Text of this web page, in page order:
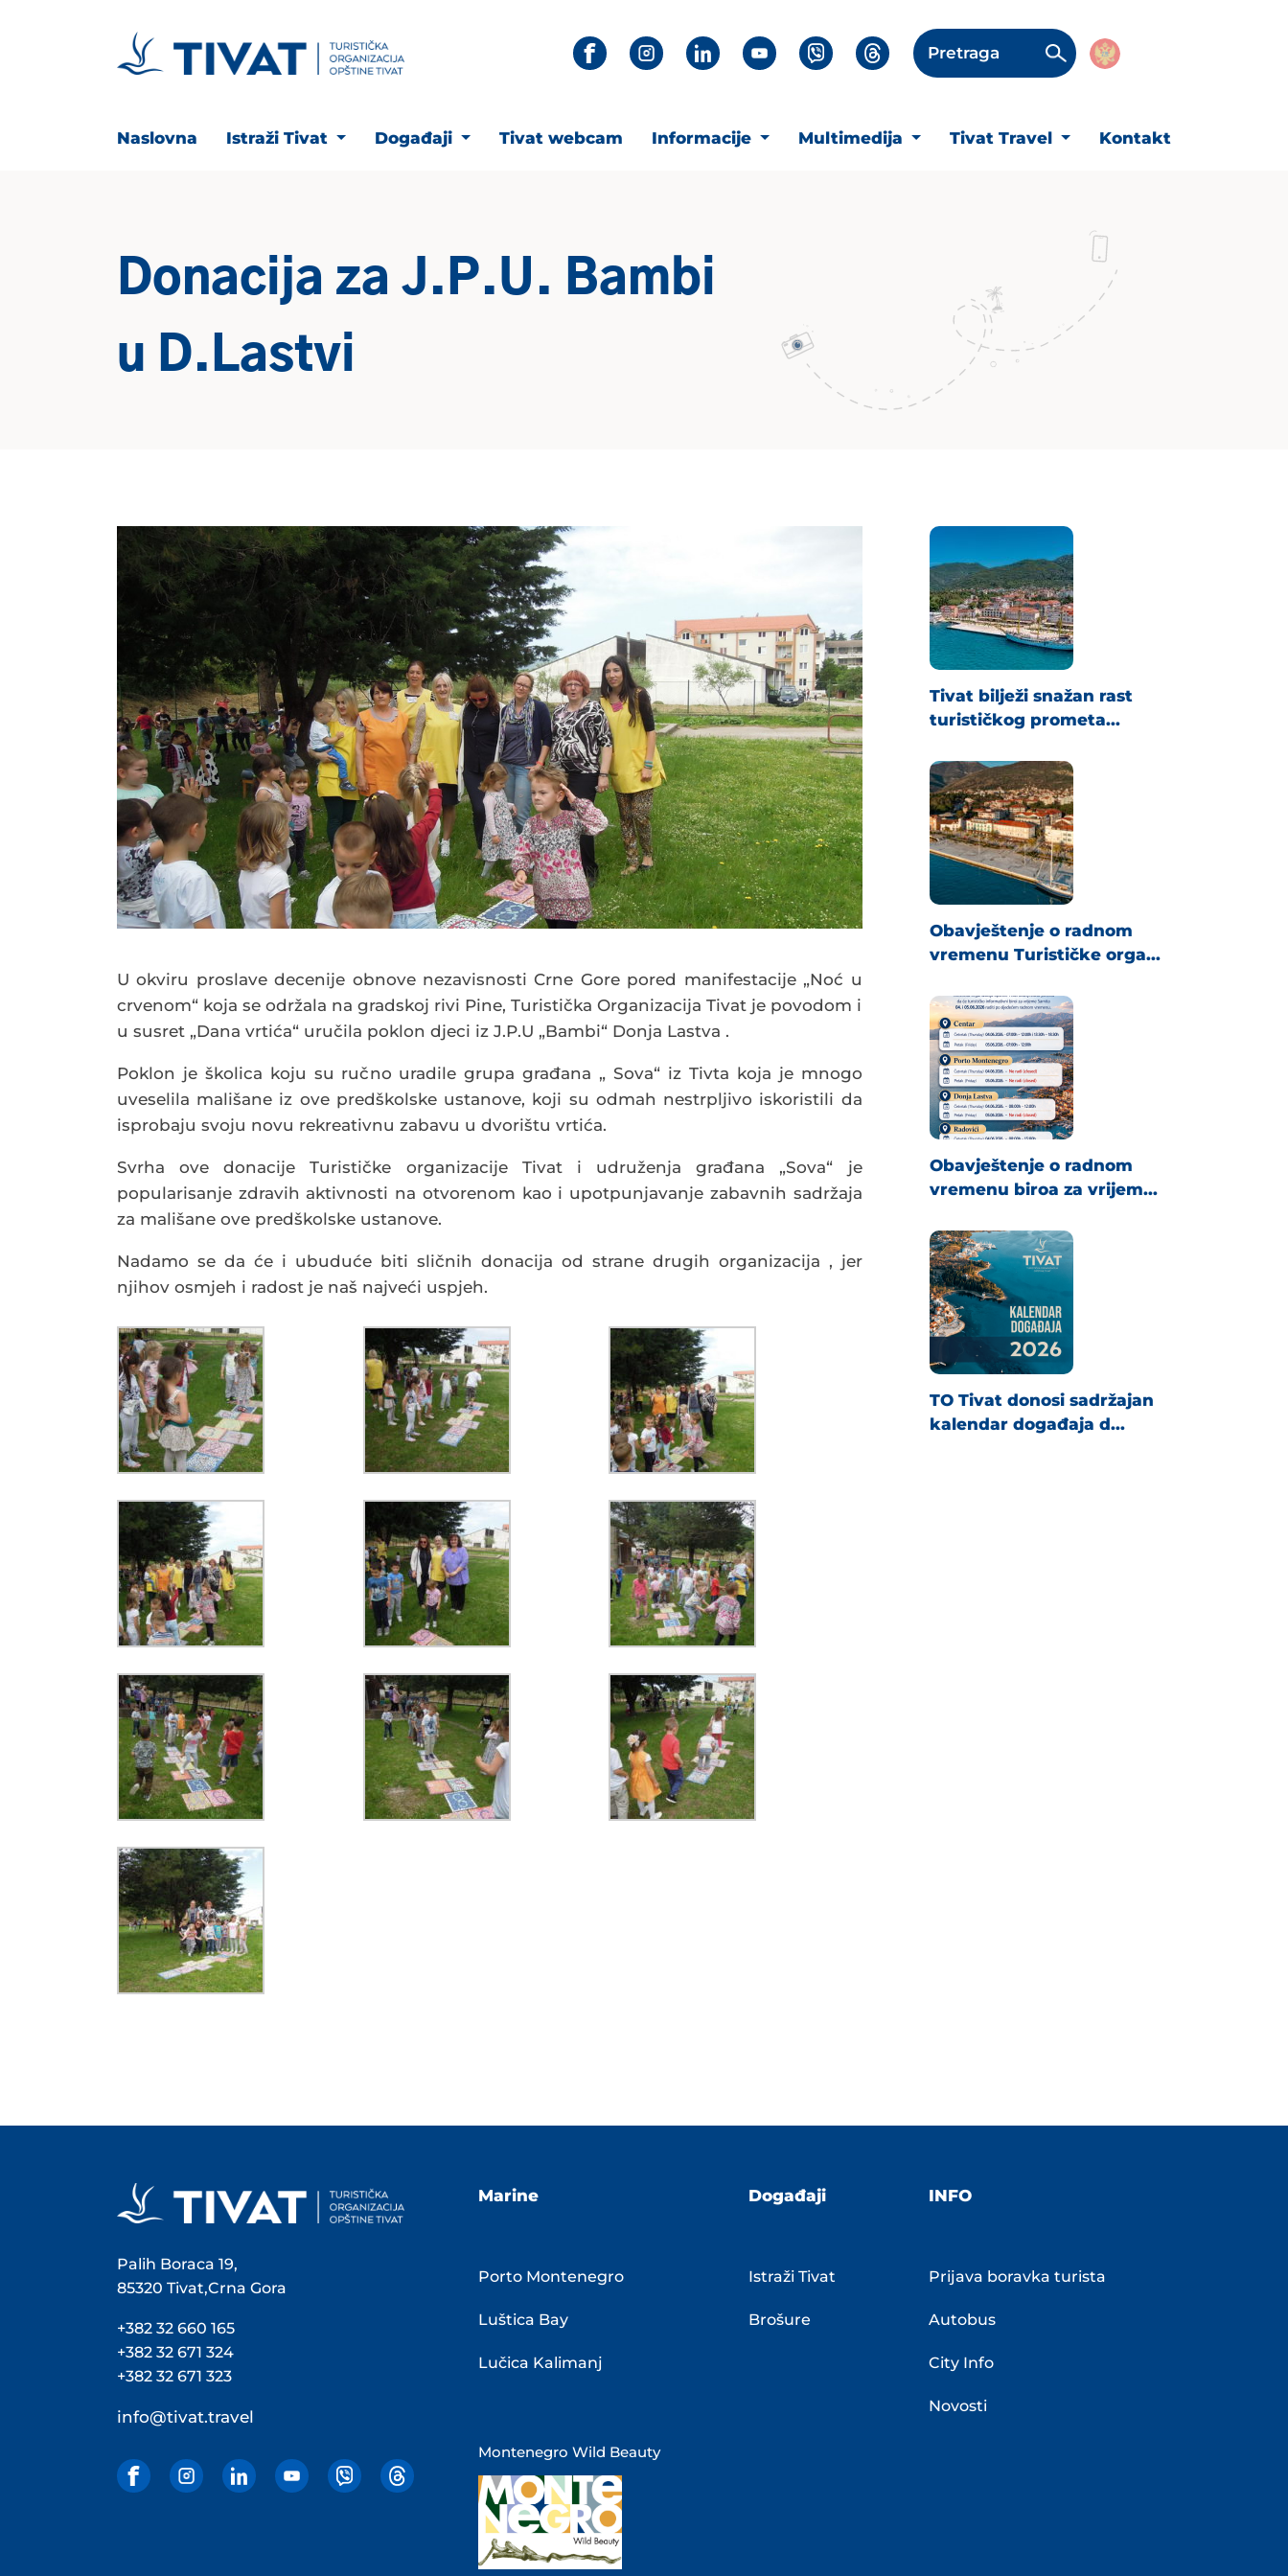
Pretraga
Naslovna Istraži Tivat Događaji Tivat webcam Informacije Multimedija Tivat Travel Kontakt
Donacija za J.P.U. Bambi
u D.Lastvi
U okviru proslave decenije obnove nezavisnosti Crne Gore pored manifestacije „Noć u
crvenom“ koja se održala na gradskoj rivi Pine, Turistička Organizacija Tivat je povodom i
u susret „Dana vrtića“ uručila poklon djeci iz J.P.U „Bambi“ Donja Lastva .
Poklon je školica koju su ručno uradile grupa građana „ Sova“ iz Tivta koja je mnogo
uveselila mališane iz ove predškolske ustanove, koji su odmah nestrpljivo iskoristili da
isprobaju svoju novu rekreativnu zabavu u dvorištu vrtića.
Svrha ove donacije Turističke organizacije Tivat i udruženja građana „Sova“ je
popularisanje zdravih aktivnosti na otvorenom kao i upotpunjavanje zabavnih sadržaja
za mališane ove predškolske ustanove.
Nadamo se da će i ubuduće biti sličnih donacija od strane drugih organizacija , jer
njihov osmjeh i radost je naš najveći uspjeh.
Tivat bilježi snažan rast
turističkog prometa...
Obavještenje o radnom
vremenu Turističke orga...
Obavještenje o radnom
vremenu biroa za vrijem...
TO Tivat donosi sadržajan
kalendar događaja d...
Palih Boraca 19,
85320 Tivat,Crna Gora
+382 32 660 165
+382 32 671 324
+382 32 671 323
info@tivat.travel
Marine
Porto Montenegro
Luštica Bay
Lučica Kalimanj
Montenegro Wild Beauty
Događaji
Istraži Tivat
Brošure
INFO
Prijava boravka turista
Autobus
City Info
Novosti